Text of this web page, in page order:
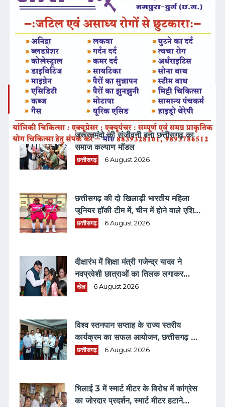
ताज़ा समाचार
जरूरतमंदो की संजीवनी बना छत्तीसगढ़ का
समाज कल्याण मॉडल
छत्तीसगढ़ 6 August 2026
छत्तीसगढ़ की दो खिलाड़ी भारतीय महिला
जूनियर हॉकी टीम में, चीन में होने वाले एशिया
कप में दिखाएंगी दम
छत्तीसगढ़ 6 August 2026
दीक्षारंभ में शिक्षा मंत्री गजेन्द्र यादव ने
नवप्रवेशी छात्राओं का तिलक लगाकर
विद्यार्थियों से किये आत्मीय संवाद
खेल 6 August 2026
विश्व स्तनपान सप्ताह के राज्य स्तरीय
कार्यक्रम का सफल आयोजन, छत्तीसगढ़ के
प्रथम "मातृ दूध कोष (MOTHER MILK
छत्तीसगढ़ 6 August 2026
भिलाई 3 में स्मार्ट मीटर के विरोध में कांग्रेस
का जोरदार प्रदर्शन, स्मार्ट मीटर हटाने